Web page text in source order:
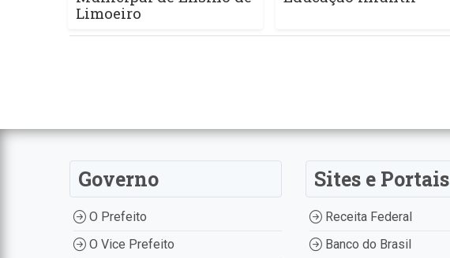
Limoeiro
Governo
O Prefeito
O Vice Prefeito
Sites e Portais
Receita Federal
Banco do Brasil